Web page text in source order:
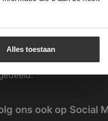
Alles toestaan
informatie overonze
hieronze website in
ons ook op Social